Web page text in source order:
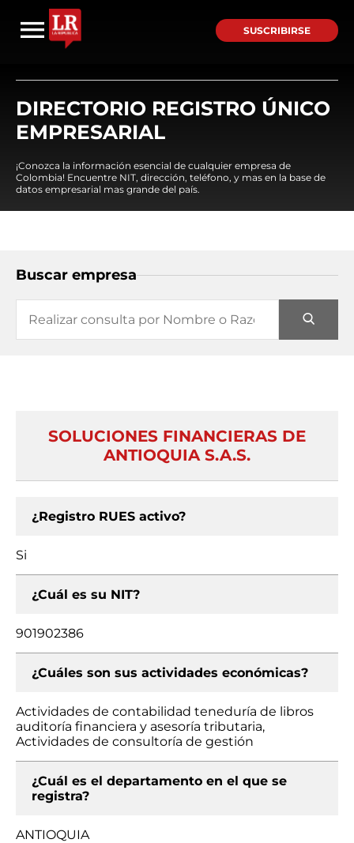
SUSCRIBIRSE
DIRECTORIO REGISTRO ÚNICO
EMPRESARIAL
¡Conozca la información esencial de cualquier empresa de
Colombia! Encuentre NIT, dirección, teléfono, y mas en la base de
datos empresarial mas grande del país.
Buscar empresa
SOLUCIONES FINANCIERAS DE
ANTIOQUIA S.A.S.
¿Registro RUES activo?
Si
¿Cuál es su NIT?
901902386
¿Cuáles son sus actividades económicas?
Actividades de contabilidad teneduría de libros
auditoría financiera y asesoría tributaria,
Actividades de consultoría de gestión
¿Cuál es el departamento en el que se
registra?
ANTIOQUIA